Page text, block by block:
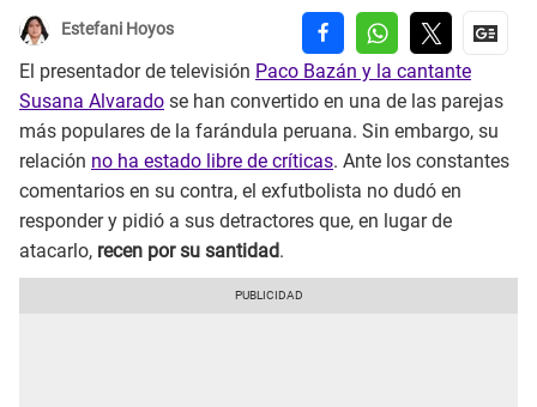
Estefani Hoyos
El presentador de televisión Paco Bazán y la cantante
Susana Alvarado se han convertido en una de las parejas
más populares de la farándula peruana. Sin embargo, su
relación no ha estado libre de críticas. Ante los constantes
comentarios en su contra, el exfutbolista no dudó en
responder y pidió a sus detractores que, en lugar de
atacarlo, recen por su santidad.